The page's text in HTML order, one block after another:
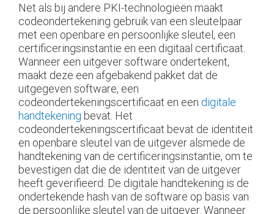
Net als bij andere PKI-technologieën maakt
codeondertekening gebruik van een sleutelpaar
met een openbare en persoonlijke sleutel, een
certificeringsinstantie en een digitaal certificaat.
Wanneer een uitgever software ondertekent,
maakt deze een afgebakend pakket dat de
uitgegeven software, een
codeondertekeningscertificaat en een digitale
handtekening bevat. Het
codeondertekeningscertificaat bevat de identiteit
en openbare sleutel van de uitgever alsmede de
handtekening van de certificeringsinstantie, om te
bevestigen dat die de identiteit van de uitgever
heeft geverifieerd. De digitale handtekening is de
ondertekende hash van de software op basis van
de persoonlijke sleutel van de uitgever. Wanneer